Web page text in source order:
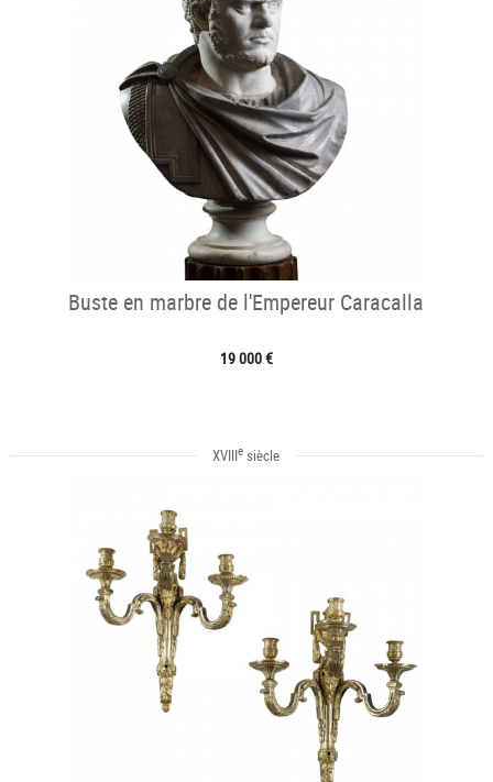
Buste en marbre de l'Empereur Caracalla
19 000 €
XVIIIe siècle